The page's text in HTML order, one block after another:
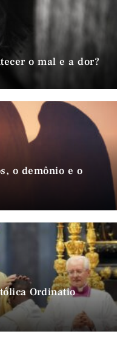
o mal e a dor?
o demônio e o
Ordinatio